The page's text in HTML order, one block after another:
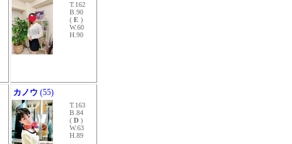
T.162
B.90
( E )
W.60
H.90
カノウ (55)
T.163
B.84
( D )
W.63
H.89